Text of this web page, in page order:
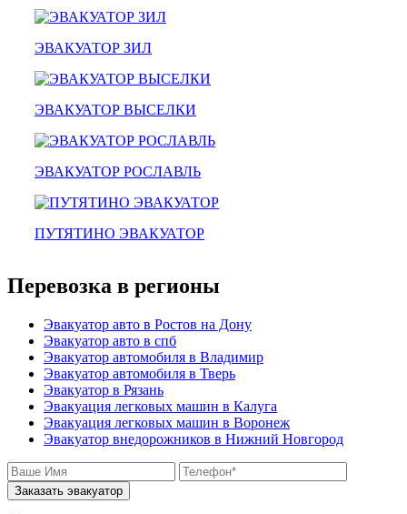
эвакуатор буксировка
климовск
александров
мотоэвакуатор
домодедовская
зарайск
лесной городок
рублевское шоссе
выхино
ЭВАКУАТОР ЗИЛ
ЭВАКУАТОР ВЫСЕЛКИ
ЭВАКУАТОР РОСЛАВЛЬ
ПУТЯТИНО ЭВАКУАТОР
Перевозка в регионы
Эвакуатор авто в Ростов на Дону
Эвакуатор авто в спб
Эвакуатор автомобиля в Владимир
Эвакуатор автомобиля в Тверь
Эвакуатор в Рязань
Эвакуация легковых машин в Калуга
Эвакуация легковых машин в Воронеж
Эвакуатор внедорожников в Нижний Новгород
Заказать эвакуатор